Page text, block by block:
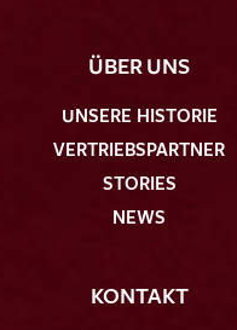
ÜBER UNS
UNSERE HISTORIE
VERTRIEBSPARTNER
STORIES
NEWS
KONTAKT